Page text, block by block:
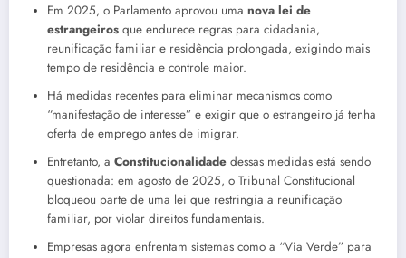
Em 2025, o Parlamento aprovou uma nova lei de
estrangeiros que endurece regras para cidadania,
reunificação familiar e residência prolongada, exigindo mais
tempo de residência e controle maior.
Há medidas recentes para eliminar mecanismos como
“manifestação de interesse” e exigir que o estrangeiro já tenha
oferta de emprego antes de imigrar.
Entretanto, a Constitucionalidade dessas medidas está sendo
questionada: em agosto de 2025, o Tribunal Constitucional
bloqueou parte de uma lei que restringia a reunificação
familiar, por violar direitos fundamentais.
Empresas agora enfrentam sistemas como a “Via Verde” para